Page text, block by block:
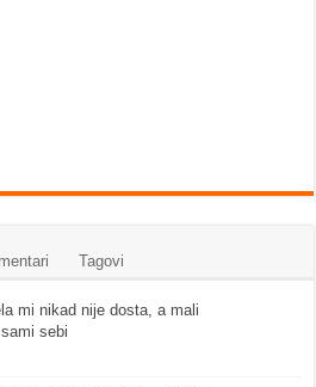
Tagovi
mi nikad nije dosta, a mali
sebi